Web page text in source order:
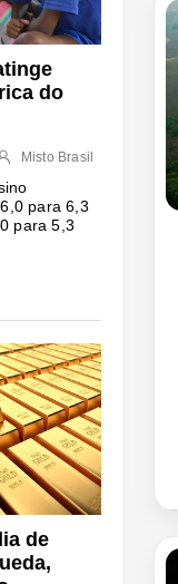
do
Misto Brasil
para 6,3
para 5,3
de